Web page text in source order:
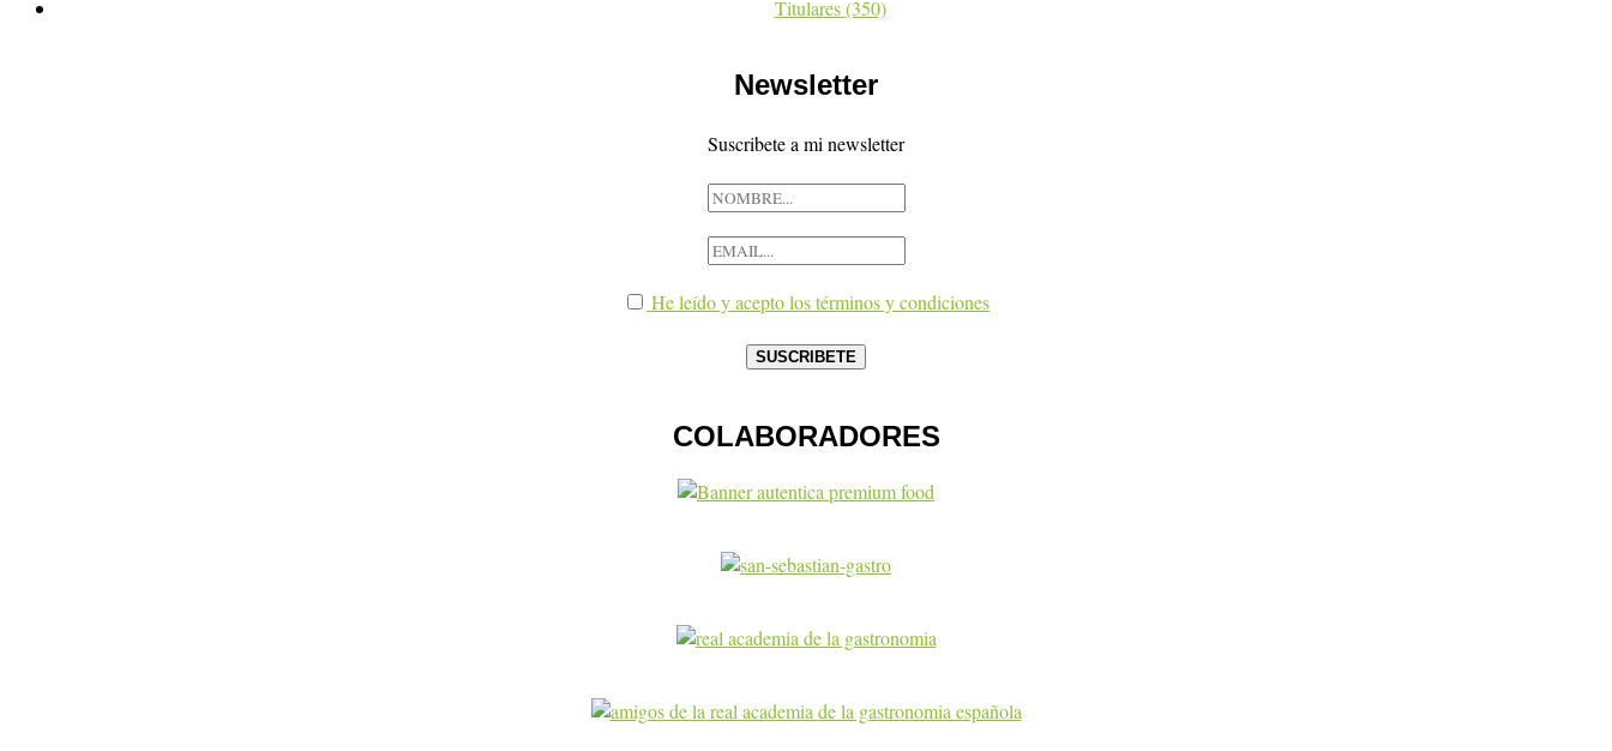
Titulares(350)
Newsletter
Suscribete a mi newsletter
He leído y acepto los términos y condiciones
COLABORADORES